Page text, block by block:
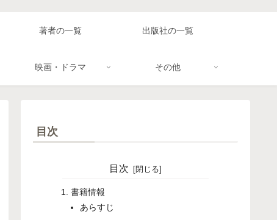
著者の一覧 出版社の一覧
映画・ドラマ その他
目次
目次
書籍情報
あらすじ